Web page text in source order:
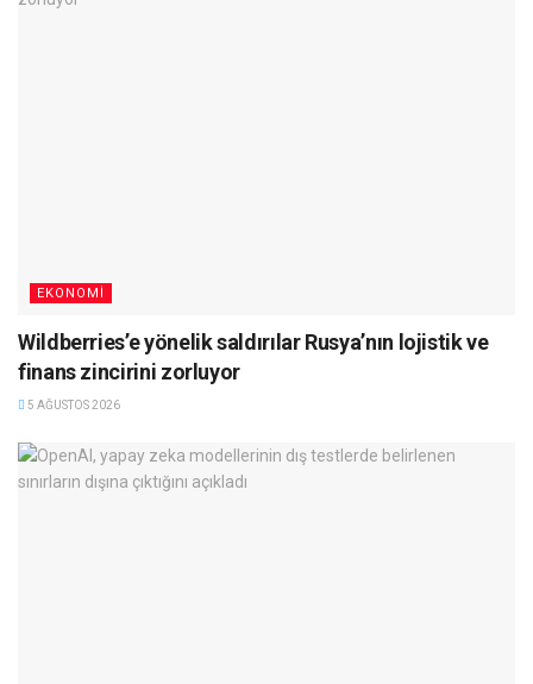
EKONOMI
Wildberries’e yönelik saldırılar Rusya’nın lojistik ve
finans zincirini zorluyor
5 AĞUSTOS 2026